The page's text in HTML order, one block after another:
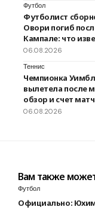
Футбол
Футболист
Овори погиб
Кампале: что
06.08.2026
Теннис
Чемпионка
вылетела после
обзор и счет
06.08.2026
Вам также
Футбол
Официально: